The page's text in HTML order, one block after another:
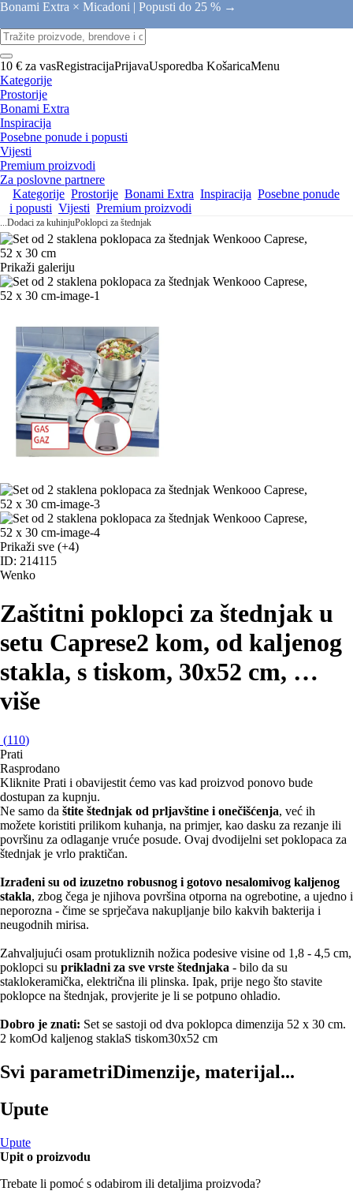
Bonami Extra × Micadoni | Popusti do 25 % →
10 € za vasRegistracijaPrijavaUsporedba KošaricaMenu
Kategorije
Prostorije
Bonami Extra
Inspiracija
Posebne ponude i popusti
Vijesti
Premium proizvodi
Za poslovne partnere
Kategorije Prostorije Bonami Extra Inspiracija Posebne ponude
i popusti Vijesti Premium proizvodi
...Dodaci za kuhinjuPoklopci za štednjak
Prikaži galeriju
Prikaži sve (+4)
ID: 214115
Wenko
Zaštitni poklopci za štednjak u
setu Caprese2 kom, od kaljenog
stakla, s tiskom, 30x52 cm, …
više
(110)
Prati
Rasprodano
Kliknite Prati i obavijestit ćemo vas kad proizvod ponovo bude
dostupan za kupnju.
Ne samo da štite štednjak od prljavštine i onečišćenja, već ih
možete koristiti prilikom kuhanja, na primjer, kao dasku za rezanje ili
površinu za odlaganje vruće posude. Ovaj dvodijelni set poklopaca za
štednjak je vrlo praktičan.
Izrađeni su od izuzetno robusnog i gotovo nesalomivog kaljenog
stakla, zbog čega je njihova površina otporna na ogrebotine, a ujedno i
neporozna - čime se sprječava nakupljanje bilo kakvih bakterija i
neugodnih mirisa.
Zahvaljujući osam protukliznih nožica podesive visine od 1,8 - 4,5 cm,
poklopci su prikladni za sve vrste štednjaka - bilo da su
staklokeramička, električna ili plinska. Ipak, prije nego što stavite
poklopce na štednjak, provjerite je li se potpuno ohladio.
Dobro je znati: Set se sastoji od dva poklopca dimenzija 52 x 30 cm.
2 komOd kaljenog staklaS tiskom30x52 cm
Svi parametriDimenzije, materijal...
Upute
Upute
Upit o proizvodu
Trebate li pomoć s odabirom ili detaljima proizvoda?